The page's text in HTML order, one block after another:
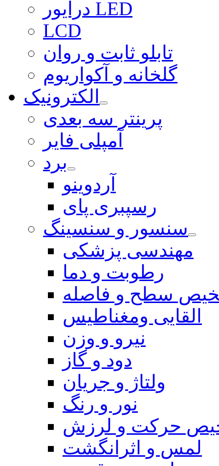
درایور LED
LCD
تابلو ثابت و روان
گلخانه و آکواریوم
الکترونیک
پرینتر سه بعدی
آمپلی فایر
برد
آردوینو
رسپبری پای
سنسور و سنسینگ
مهندسی پزشکی
رطوبت و دما
سطح و فاصله
القایی ومغناطیس
نیرو و وزن
دود و گاز
ولتاژ و جریان
نور و رنگ
حرکت و لرزش
لمس و اثرانگشت